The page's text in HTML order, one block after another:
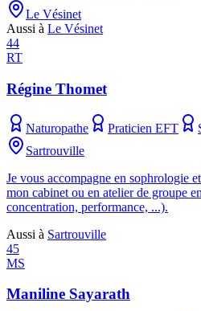
Le Vésinet
Aussi à Le Vésinet
44
RT
Régine Thomet
Naturopathe Praticien EFT
Sartrouville
Je vous accompagne en sophrologie
mon cabinet ou en atelier de groupe
concentration, performance, ...).
Aussi à Sartrouville
45
MS
Maniline Sayarath